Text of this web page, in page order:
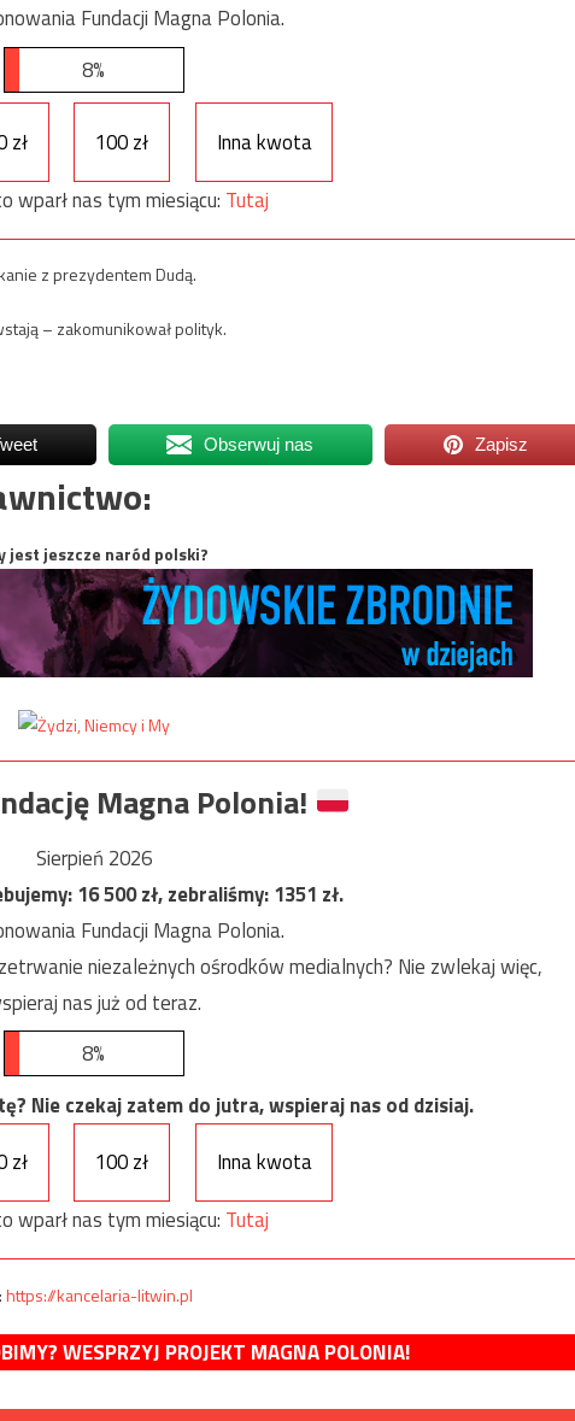
Fundacji Magna Polonia.
8%
zł 100 zł
Inna kwota
wparł nas tym miesiącu: Tutaj
z prezydentem Dudą.
– zakomunikował polityk.
Obserwuj nas Zapisz
jest jeszcze naród polski?
Magna Polonia!
Sierpień 2026
16 500zł, zebraliśmy:1351 zł.
Fundacji Magna Polonia.
niezależnych ośrodków medialnych? Nie zwlekaj więc,
nas już od teraz.
8%
Nie czekaj zatem do jutra, wspieraj nas od dzisiaj.
zł 100 zł
Inna kwota
wparł nas tym miesiącu: Tutaj
https://kancelaria-litwin.pl
WESPRZYJ PROJEKT MAGNA POLONIA!